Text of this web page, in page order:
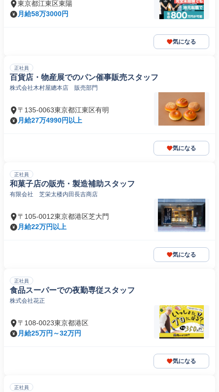
東京都江東区東陽
月給58万3000円
気になる
正社員
百貨店・物産展でのパン催事販売スタッフ
株式会社木村屋總本店 販売部門
〒135-0063東京都江東区有明
月給27万4990円以上
気になる
正社員
和菓子店の販売・製造補助スタッフ
有限会社 芝栄太楼内田長吉商店
〒105-0012東京都港区芝大門
月給22万円以上
気になる
正社員
食品スーパーでの夜勤専従スタッフ
株式会社花正
〒108-0023東京都港区
月給25万円～32万円
気になる
正社員